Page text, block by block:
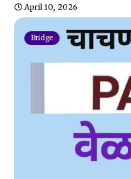
April 10, 2026
Bridge